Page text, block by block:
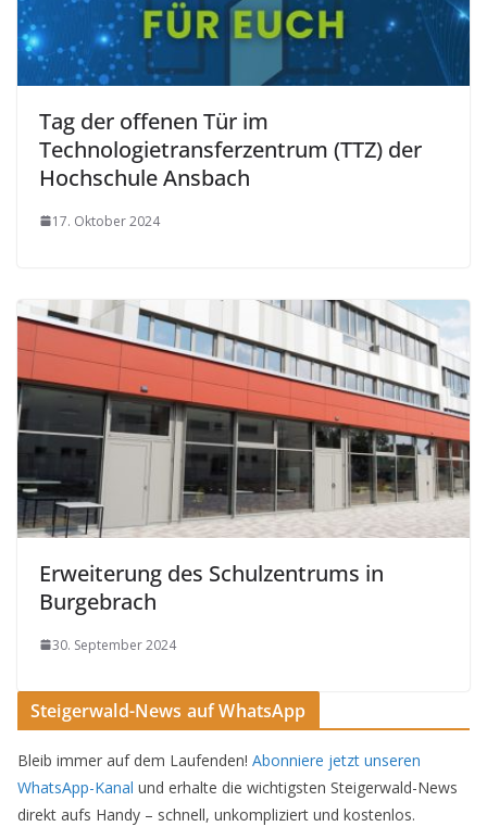
Tag der offenen Tür im
Technologietransferzentrum (TTZ) der
Hochschule Ansbach
17. Oktober 2024
Erweiterung des Schulzentrums in
Burgebrach
30. September 2024
Steigerwald-News auf WhatsApp
Bleib immer auf dem Laufenden! Abonniere jetzt unseren
WhatsApp-Kanal und erhalte die wichtigsten Steigerwald-News
direkt aufs Handy – schnell, unkompliziert und kostenlos.